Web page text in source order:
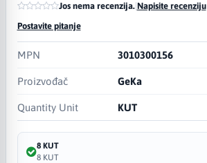
Jos nema recenzija.|Napisite recenziju
Postavite pitanje
MPN 3010300156
Proizvođač GeKa
Quantity Unit KUT
8 KUT
8 KUT